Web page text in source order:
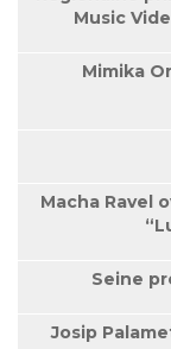
Music
Mimika
Macha Ravel
Seine
Josip